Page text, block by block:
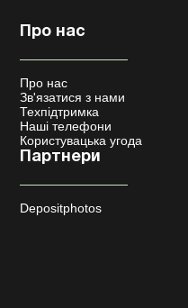
Про нас
Про нас
Зв'язатися з нами
Техпідтримка
Наші телефони
Користувацька угода
Партнери
Depositphotos